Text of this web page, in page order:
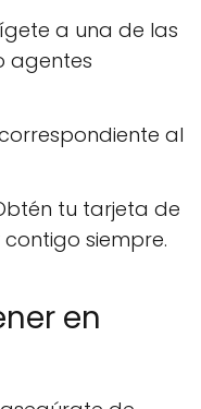
a una de las
agentes
al
tu tarjeta de
contigo siempre.
en